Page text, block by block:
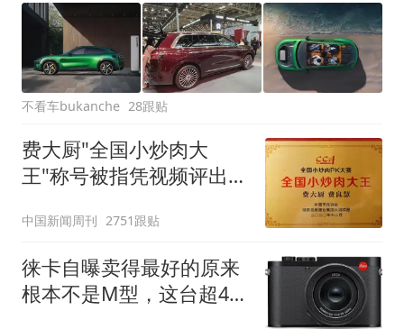
不看车bukanche 28跟贴
费大厨"全国小炒肉大
王"称号被指凭视频评出
中国新闻周刊 2751跟贴
徕卡自曝卖得最好的原来
根本不是M型，这台超4.6